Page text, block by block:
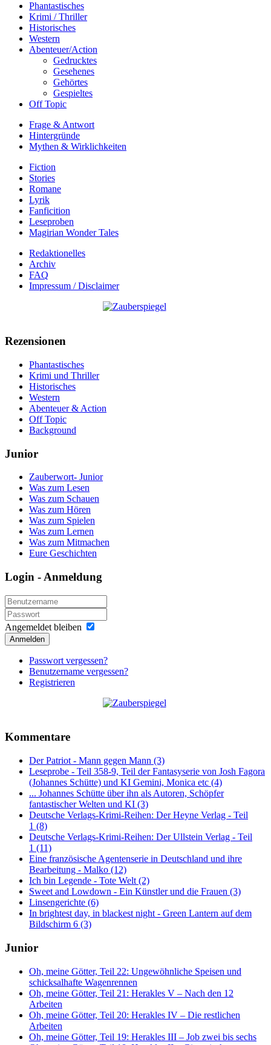
Phantastisches
Krimi / Thriller
Historisches
Western
Abenteuer/Action
Gedrucktes
Gesehenes
Gehörtes
Gespieltes
Off Topic
Frage & Antwort
Hintergründe
Mythen & Wirklichkeiten
Fiction
Stories
Romane
Lyrik
Fanficition
Leseproben
Magirian Wonder Tales
Redaktionelles
Archiv
FAQ
Impressum / Disclaimer
Rezensionen
Phantastisches
Krimi und Thriller
Historisches
Western
Abenteuer & Action
Off Topic
Background
Junior
Zauberwort- Junior
Was zum Lesen
Was zum Schauen
Was zum Hören
Was zum Spielen
Was zum Lernen
Was zum Mitmachen
Eure Geschichten
Login - Anmeldung
Angemeldet bleiben
Anmelden
Passwort vergessen?
Benutzername vergessen?
Registrieren
Kommentare
Der Patriot - Mann gegen Mann (3)
Leseprobe - Teil 358-9, Teil der Fantasyserie von Josh Fagora
(Johannes Schütte) und KI Gemini, Monica etc (4)
... Johannes Schütte über ihn als Autoren, Schöpfer
fantastischer Welten und KI (3)
Deutsche Verlags-Krimi-Reihen: Der Heyne Verlag - Teil
1 (8)
Deutsche Verlags-Krimi-Reihen: Der Ullstein Verlag - Teil
1 (11)
Eine französische Agentenserie in Deutschland und ihre
Bearbeitung - Malko (12)
Ich bin Legende - Tote Welt (2)
Sweet and Lowdown - Ein Künstler und die Frauen (3)
Linsengerichte (6)
In brightest day, in blackest night - Green Lantern auf dem
Bildschirm 6 (3)
Junior
Oh, meine Götter, Teil 22: Ungewöhnliche Speisen und
schicksalhafte Wagenrennen
Oh, meine Götter, Teil 21: Herakles V – Nach den 12
Arbeiten
Oh, meine Götter, Teil 20: Herakles IV – Die restlichen
Arbeiten
Oh, meine Götter, Teil 19: Herakles III – Job zwei bis sechs